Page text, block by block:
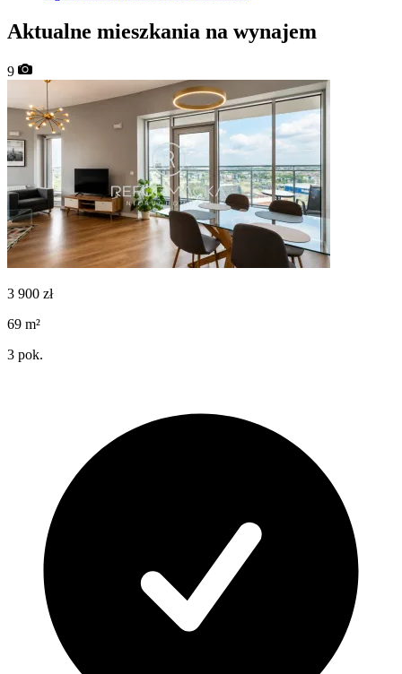
Aktualne mieszkania na wynajem
9
3 900 zł
69 m²
3 pok.